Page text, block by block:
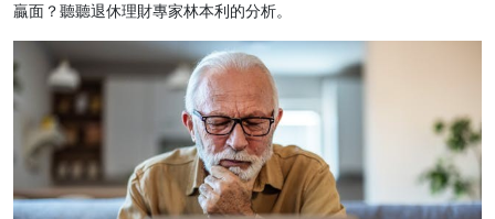
贏面？聽聽退休理財專家林本利的分析。